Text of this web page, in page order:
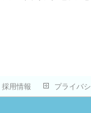
採用情報 プライバ